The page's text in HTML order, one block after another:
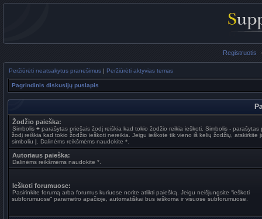
Registruotis
Peržiūrėti neatsakytus pranešimus | Peržiūrėti aktyvias temas
Pagrindinis diskusijų puslapis
Žodžio paieška:
Simbolis + parašytas priešais žodį reiškia kad tokio žodžio reikia ieškoti. Simbolis - parašytas
žodį reiškia kad tokio žodžio ieškoti nereikia. Jeigu ieškote tik vieno iš kelių žodžių, atskirkite
simboliu | . Dalinėms reikšmėms naudokite *.
Autoriaus paieška:
Dalinėms reikšmėms naudokite *.
Ieškoti forumuose:
Pasirinkite forumą arba forumus kuriuose norite atlikti paiešką. Jeigu neišjungsite “ieškoti
subforumuose“ parametro apačioje, automatiškai bus ieškoma ir visuose subforumuose.